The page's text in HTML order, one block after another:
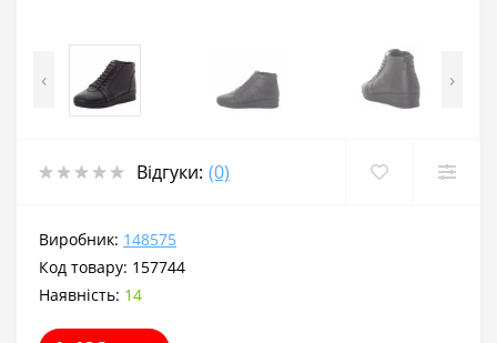
‹ ›
Відгуки: (0)
Виробник: 148575
Код товару: 157744
Наявність: 14